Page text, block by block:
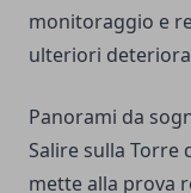
monitoraggio e
ulteriori
Panorami da
Salire sulla Torre
mette alla prova